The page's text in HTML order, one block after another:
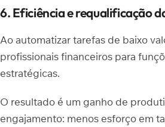
6. Eficiência e requalificação
Ao automatizar tarefas de baixo
profissionais financeiros para
estratégicas.
O resultado é um ganho de
engajamento: menos esforço em